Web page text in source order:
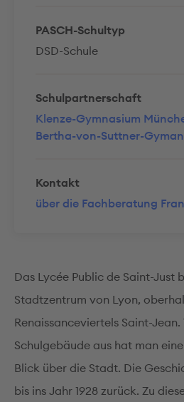
PASCH-Schultyp
DSD-Schule
Schulpartnerschaft
Klenze-Gymnasium
Bertha-von-Suttner-
Kontakt
über die Fachberatung
Das Lycée Public de Saint-Just
Stadtzentrum von Lyon,
Renaissanceviertels Saint-
Schulgebäude aus hat man
Blick über die Stadt. Die
bis ins Jahr 1928 zurück. Zu